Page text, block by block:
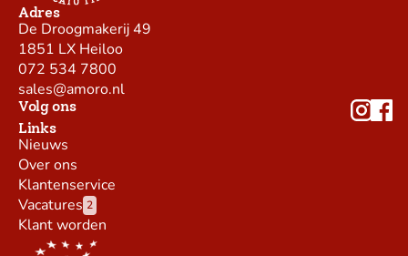
Adres
De Droogmakerij 49
1851 LX Heiloo
072 534 7800
sales@amoro.nl
Volg ons
Links
Nieuws
Over ons
Klantenservice
Vacatures 2
Klant worden